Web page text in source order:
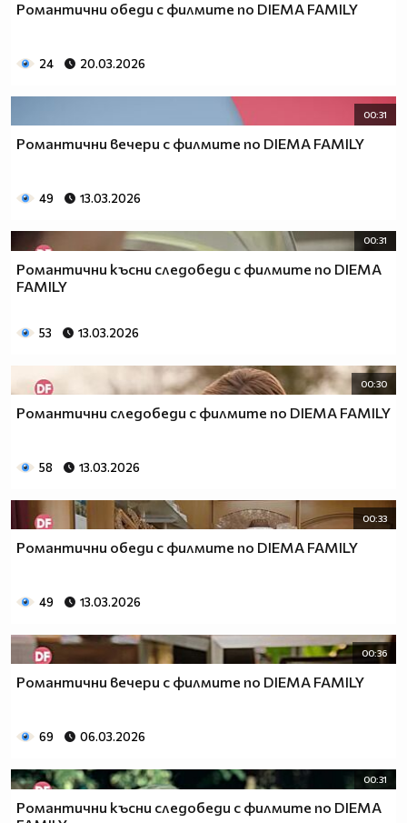
Романтични обеди с филмите по DIEMA FAMILY
24 20.03.2026
00:31
Романтични вечери с филмите по DIEMA FAMILY
49 13.03.2026
00:31
Романтични късни следобеди с филмите по DIEMA
FAMILY
53 13.03.2026
00:30
Романтични следобеди с филмите по DIEMA FAMILY
58 13.03.2026
00:33
Романтични обеди с филмите по DIEMA FAMILY
49 13.03.2026
00:36
Романтични вечери с филмите по DIEMA FAMILY
69 06.03.2026
00:31
Романтични късни следобеди с филмите по DIEMA